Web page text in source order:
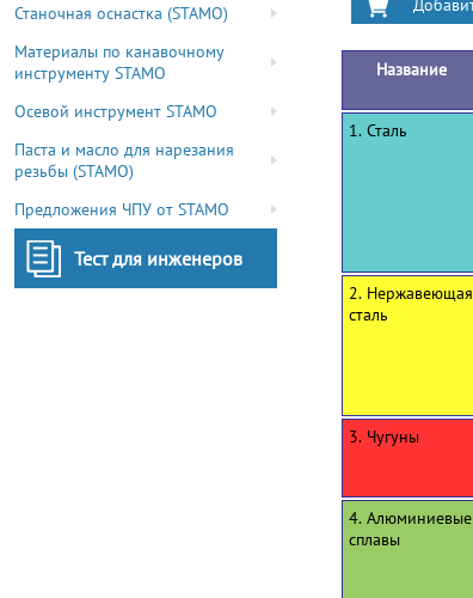
Станочная оснастка (STAMO)
Материалы по канавочному
инструменту STAMO
Осевой инструмент STAMO
Паста и масло для нарезания
резьбы (STAMO)
Предложения ЧПУ от STAMO
Тест для инженеров
Название
1. Сталь
2. Нержавеющая
сталь
3. Чугуны
4. Алюминиевые
сплавы